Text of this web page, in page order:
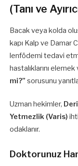
(Tanı ve
Bacak veya kolda
kapı Kalp ve Damar
lenfödemi tedavi
hastalıklarını elemek
mi?” sorusunu
Uzman hekimler,
Yetmezlik (Varis)
odaklanır.
Doktorunuz